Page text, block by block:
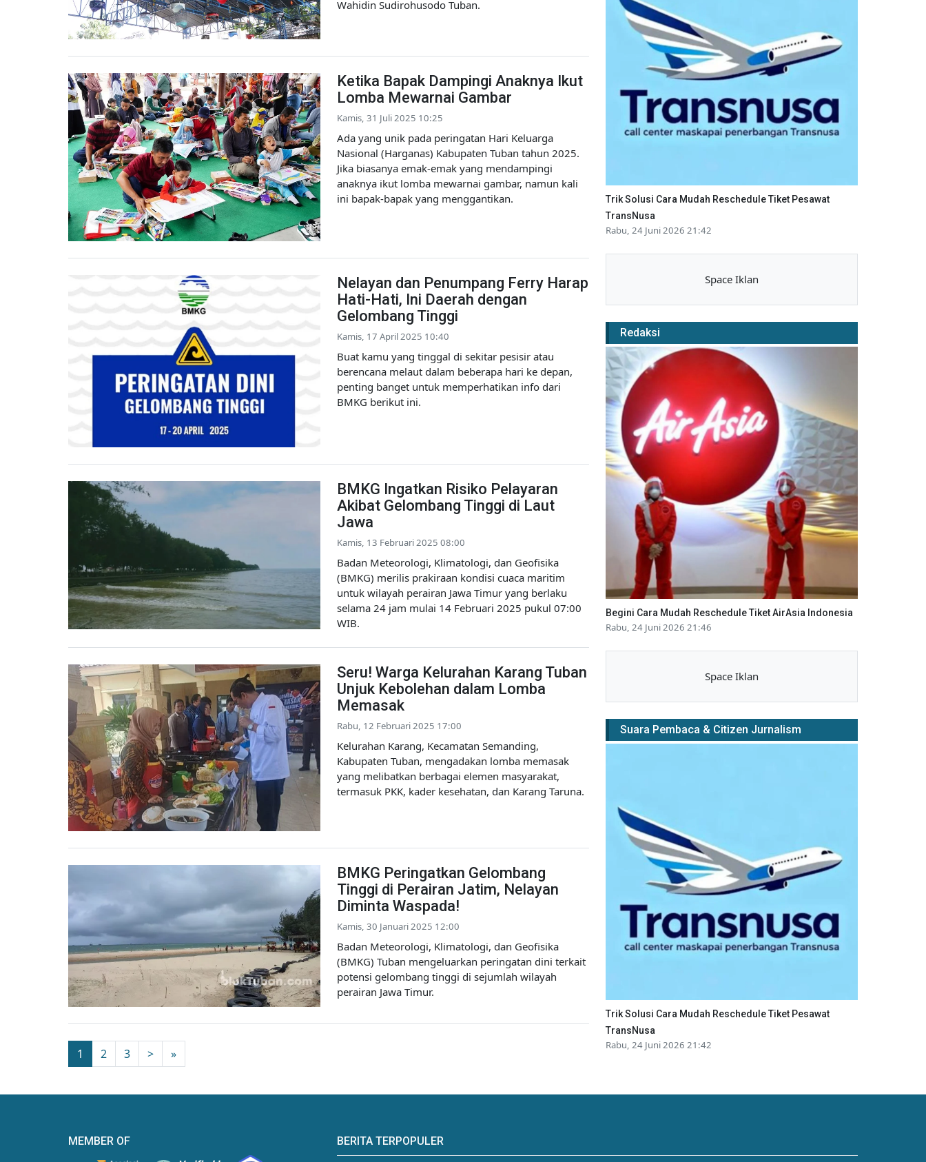
Wahidin Sudirohusodo Tuban.
Ketika Bapak Dampingi Anaknya Ikut
Lomba Mewarnai Gambar
Kamis, 31 Juli 2025 10:25
Ada yang unik pada peringatan Hari Keluarga
Nasional (Harganas) Kabupaten Tuban tahun 2025.
Jika biasanya emak-emak yang mendampingi
anaknya ikut lomba mewarnai gambar, namun kali
ini bapak-bapak yang menggantikan.
Nelayan dan Penumpang Ferry Harap
Hati-Hati, Ini Daerah dengan
Gelombang Tinggi
Kamis, 17 April 2025 10:40
Buat kamu yang tinggal di sekitar pesisir atau
berencana melaut dalam beberapa hari ke depan,
penting banget untuk memperhatikan info dari
BMKG berikut ini.
BMKG Ingatkan Risiko Pelayaran
Akibat Gelombang Tinggi di Laut
Jawa
Kamis, 13 Februari 2025 08:00
Badan Meteorologi, Klimatologi, dan Geofisika
(BMKG) merilis prakiraan kondisi cuaca maritim
untuk wilayah perairan Jawa Timur yang berlaku
selama 24 jam mulai 14 Februari 2025 pukul 07:00
WIB.
Seru! Warga Kelurahan Karang Tuban
Unjuk Kebolehan dalam Lomba
Memasak
Rabu, 12 Februari 2025 17:00
Kelurahan Karang, Kecamatan Semanding,
Kabupaten Tuban, mengadakan lomba memasak
yang melibatkan berbagai elemen masyarakat,
termasuk PKK, kader kesehatan, dan Karang Taruna.
BMKG Peringatkan Gelombang
Tinggi di Perairan Jatim, Nelayan
Diminta Waspada!
Kamis, 30 Januari 2025 12:00
Badan Meteorologi, Klimatologi, dan Geofisika
(BMKG) Tuban mengeluarkan peringatan dini terkait
potensi gelombang tinggi di sejumlah wilayah
perairan Jawa Timur.
1 2 3 > »
Trik Solusi Cara Mudah Reschedule Tiket Pesawat
TransNusa
Rabu, 24 Juni 2026 21:42
Space Iklan
Redaksi
Begini Cara Mudah Reschedule Tiket AirAsia Indonesia
Rabu, 24 Juni 2026 21:46
Space Iklan
Suara Pembaca & Citizen Jurnalism
Trik Solusi Cara Mudah Reschedule Tiket Pesawat
TransNusa
Rabu, 24 Juni 2026 21:42
MEMBER OF BERITA TERPOPULER